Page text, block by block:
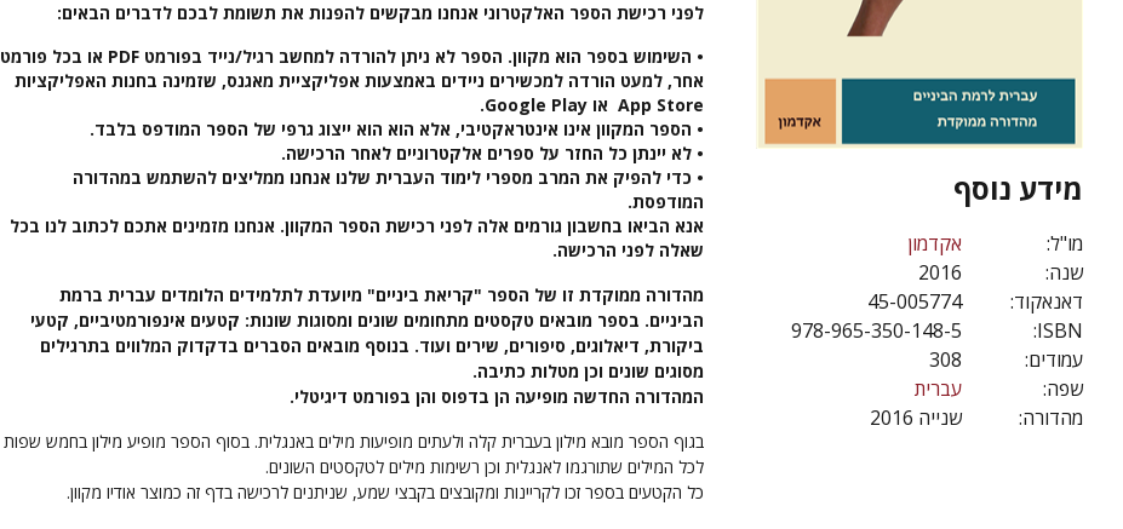
מידע נוסף
מו"ל:
אקדמון
שנה:
2016
דאנאקוד:
45-005774
ISBN:
978-965-350-148-5
עמודים:
308
שפה:
עברית
מהדורה:
שנייה 2016
לפני רכישת הספר האלקטרוני אנחנו מבקשים להפנות את תשומת לבכם לדברים הבאים:
• השימוש בספר הוא מקוון. הספר לא ניתן להורדה למחשב רגיל/נייד בפורמט PDF או בכל פורמט
אחר, למעט הורדה למכשירים ניידים באמצעות אפליקציית מאגנס, שזמינה בחנות האפליקציות
App Store או Google Play.
• הספר המקוון אינו אינטראקטיבי, אלא הוא הוא ייצוג גרפי של הספר המודפס בלבד.
• לא יינתן כל החזר על ספרים אלקטרוניים לאחר הרכישה.
• כדי להפיק את המרב מספרי לימוד העברית שלנו אנחנו ממליצים להשתמש במהדורה
המודפסת.
אנא הביאו בחשבון גורמים אלה לפני רכישת הספר המקוון. אנחנו מזמינים אתכם לכתוב לנו בכל
שאלה לפני הרכישה.
מהדורה ממוקדת זו של הספר "קריאת ביניים" מיועדת לתלמידים הלומדים עברית ברמת
הביניים. בספר מובאים טקסטים מתחומים שונים ומסוגות שונות: קטעים אינפורמטיביים, קטעי
ביקורת, דיאלוגים, סיפורים, שירים ועוד. בנוסף מובאים הסברים בדקדוק המלווים בתרגילים
מסוגים שונים וכן מטלות כתיבה.
המהדורה החדשה מופיעה הן בדפוס והן בפורמט דיגיטלי.
בגוף הספר מובא מילון בעברית קלה ולעתים מופיעות מילים באנגלית. בסוף הספר מופיע מילון בחמש שפות
לכל המילים שתורגמו לאנגלית וכן רשימות מילים לטקסטים השונים.
כל הקטעים בספר זכו לקריינות ומקובצים בקבצי שמע, שניתנים לרכישה בדף זה כמוצר אודיו מקוון.